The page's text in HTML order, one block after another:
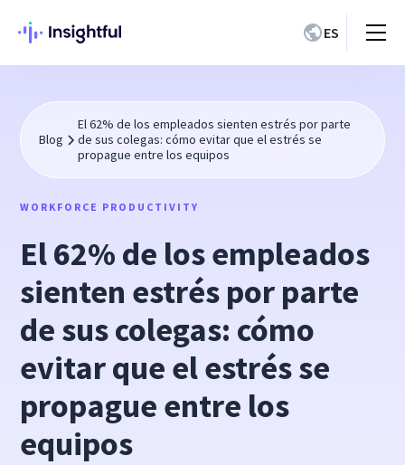
ES
Blog
El 62% de los empleados sienten estrés por parte
de sus colegas: cómo evitar que el estrés se
propague entre los equipos
WORKFORCE PRODUCTIVITY
El 62% de los empleados
sienten estrés por parte
de sus colegas: cómo
evitar que el estrés se
propague entre los
equipos